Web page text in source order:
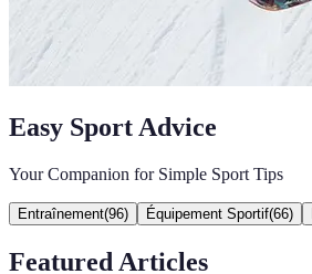
Easy Sport Advice
Your Companion for Simple Sport Tips
Entraînement(96) Équipement Sportif(66)
Featured Articles